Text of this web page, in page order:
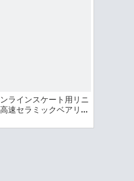
ラインスケート用リニ
速セラミックベアリン